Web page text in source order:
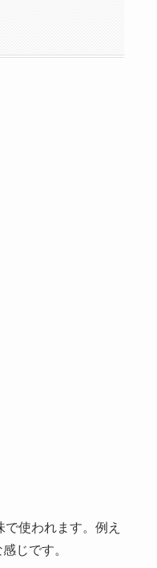
で使われます。例え
じです。